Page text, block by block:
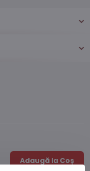
Adaugă la Coș